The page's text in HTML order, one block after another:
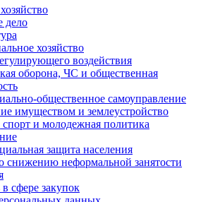
дело
хозяйство
воздействия
оборона, ЧС и общественная
общественное самоуправление
имуществом и землеустройство
спорт и молодежная политика
защита населения
снижению неформальной занятости
сфере закупок